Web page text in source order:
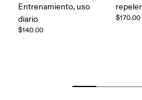
Entrenamiento, uso
diario
$140.00
$170.00